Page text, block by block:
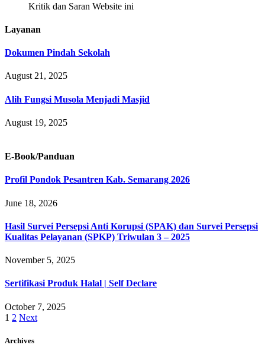
Kritik dan Saran Website ini
Layanan
Dokumen Pindah Sekolah
August 21, 2025
Alih Fungsi Musola Menjadi Masjid
August 19, 2025
E-Book/Panduan
Profil Pondok Pesantren Kab. Semarang 2026
June 18, 2026
Hasil Survei Persepsi Anti Korupsi (SPAK) dan Survei Persepsi
Kualitas Pelayanan (SPKP) Triwulan 3 – 2025
November 5, 2025
Sertifikasi Produk Halal | Self Declare
October 7, 2025
1 2 Next
Archives